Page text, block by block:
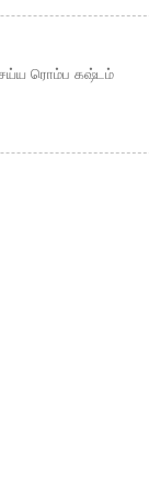
ரொம்ப கஷ்டம்